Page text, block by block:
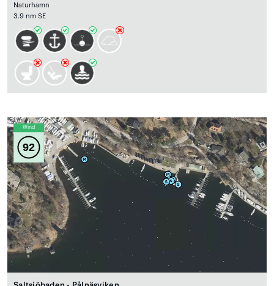
Naturhamn
3.9 nm SE
Wind
92